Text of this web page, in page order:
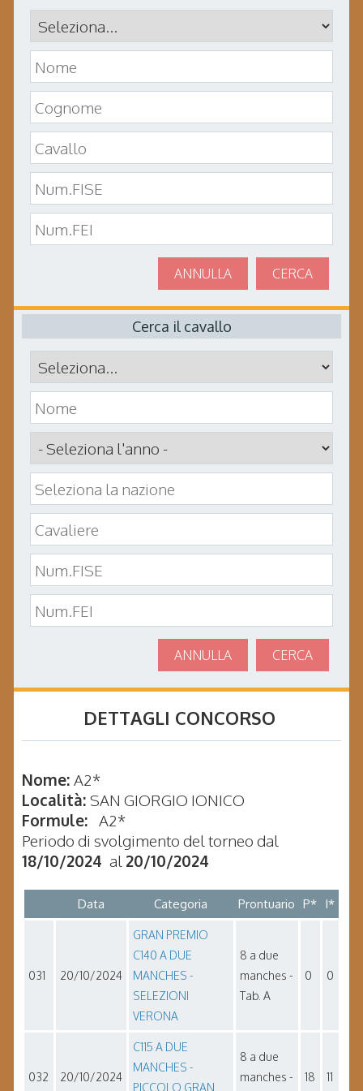
CERCA
ANNULLA
Cerca il cavallo
CERCA
ANNULLA
DETTAGLI CONCORSO
Nome: A2*
Località: SAN GIORGIO IONICO
Formule: A2*
Periodo di svolgimento del torneo dal
18/10/2024 al 20/10/2024
Data Categoria Prontuario P* I*
031 20/10/2024
GRAN PREMIO
C140 A DUE
MANCHES -
SELEZIONI
VERONA
8 a due
manches -
Tab. A
0 0
032 20/10/2024
C115 A DUE
MANCHES -
PICCOLO GRAN
8 a due
manches -
18 11